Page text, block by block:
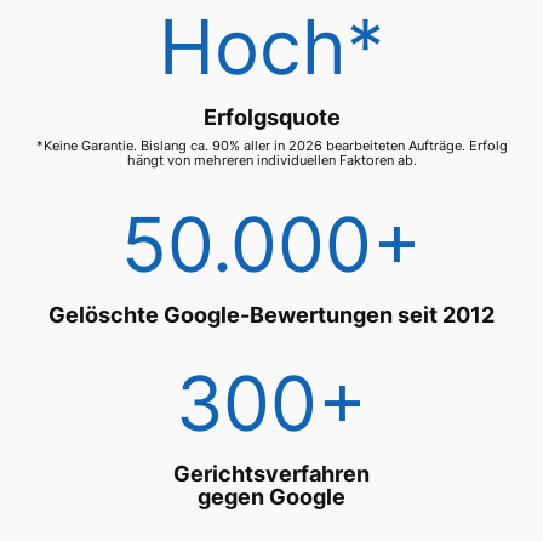
Hoch*
Erfolgsquote
*Keine Garantie. Bislang ca. 90% aller in 2026 bearbeiteten Aufträge. Erfolg
hängt von mehreren individuellen Faktoren ab.
50.000+
Gelöschte Google-Bewertungen seit 2012
300+
Gerichtsverfahren
gegen Google